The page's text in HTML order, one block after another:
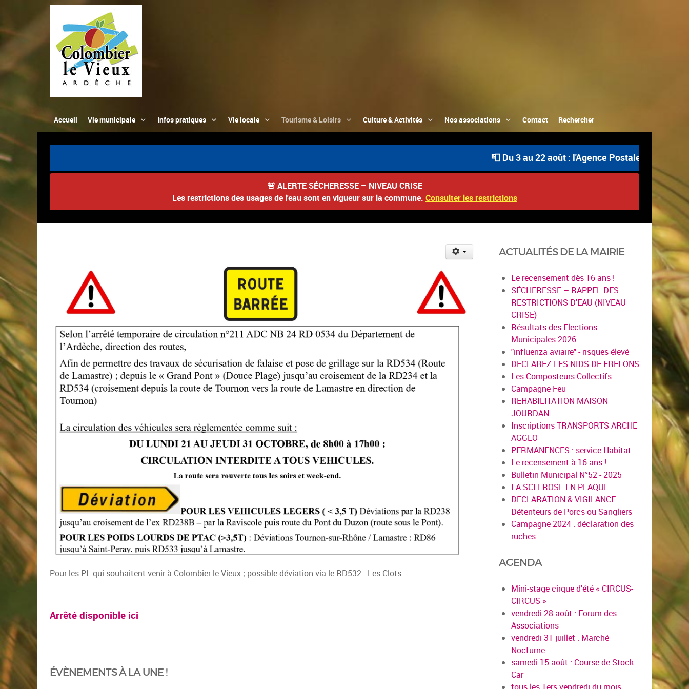
Accueil Vie municipale Infos pratiques Vie locale Tourisme & Loisirs Culture & Activités Nos associations Contact Rechercher
📮 Du 3 au 22 août : l'Agence Postale
🚨 ALERTE SÉCHERESSE – NIVEAU CRISE
Les restrictions des usages de l'eau sont en vigueur sur la commune. Consulter les restrictions
Pour les PL qui souhaitent venir à Colombier-le-Vieux ; possible déviation via le RD532 - Les Clots
Arrêté disponible ici
ÉVÈNEMENTS À LA UNE !
ACTUALITÉS DE LA MAIRIE
Le recensement dès 16 ans !
SÉCHERESSE – RAPPEL DES
RESTRICTIONS D'EAU (NIVEAU
CRISE)
Résultats des Elections
Municipales 2026
"influenza aviaire" - risques élevé
DECLAREZ LES NIDS DE FRELONS
Les Composteurs Collectifs
Campagne Feu
REHABILITATION MAISON
JOURDAN
Inscriptions TRANSPORTS ARCHE
AGGLO
PERMANENCES : service Habitat
Le recensement à 16 ans !
Bulletin Municipal N°52 - 2025
LA SCLEROSE EN PLAQUE
DECLARATION & VIGILANCE -
Détenteurs de Porcs ou Sangliers
Campagne 2024 : déclaration des
ruches
AGENDA
Mini-stage cirque d'été « CIRCUS-
CIRCUS »
vendredi 28 août : Forum des
Associations
vendredi 31 juillet : Marché
Nocturne
samedi 15 août : Course de Stock
Car